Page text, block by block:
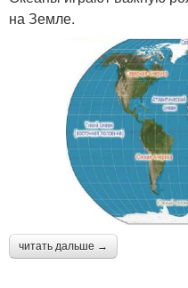
на Земле.
читать дальше →